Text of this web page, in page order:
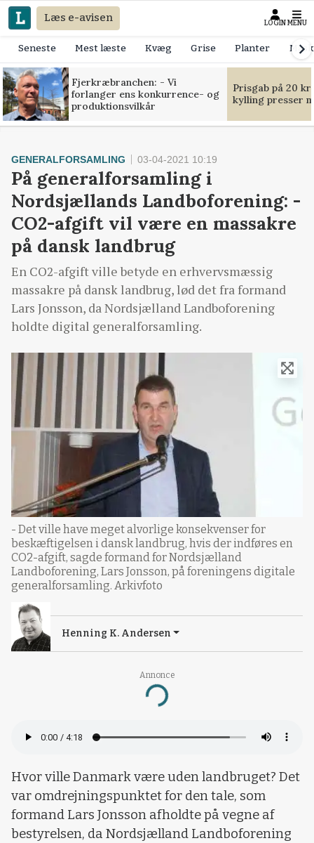
Læs e-avisen LOGIN MENU
Seneste Mest læste Kvæg Grise Planter
Fjerkræbranchen: - Vi
forlanger ens konkurrence- og
produktionsvilkår
Prisgab på 20
kylling presser
Annonce
Loading...
GENERALFORSAMLING 03-04-2021 10:19
På generalforsamling i
Nordsjællands Landboforening: -
CO2-afgift vil være en massakre
på dansk landbrug
En CO2-afgift ville betyde en erhvervsmæssig
massakre på dansk landbrug, lød det fra formand
Lars Jonsson, da Nordsjælland Landboforening
holdte digital generalforsamling.
- Det ville have meget alvorlige konsekvenser for
beskæftigelsen i dansk landbrug, hvis der indføres en
CO2-afgift, sagde formand for Nordsjælland
Landboforening, Lars Jonsson, på foreningens digitale
generalforsamling. Arkivfoto
Henning K. Andersen
Hvor ville Danmark være uden landbruget? Det
var omdrejningspunktet for den tale, som
formand Lars Jonsson afholdte på vegne af
bestyrelsen, da Nordsjælland Landboforening